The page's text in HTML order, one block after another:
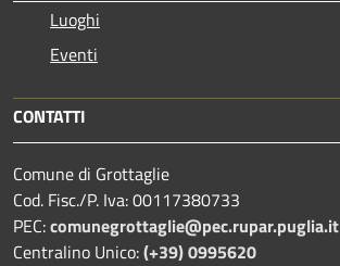
Luoghi
Eventi
CONTATTI
Comune di Grottaglie
Cod. Fisc./P. Iva: 00117380733
PEC:comunegrottaglie@pec.rupar.puglia.it
Centralino Unico:(+39) 0995620